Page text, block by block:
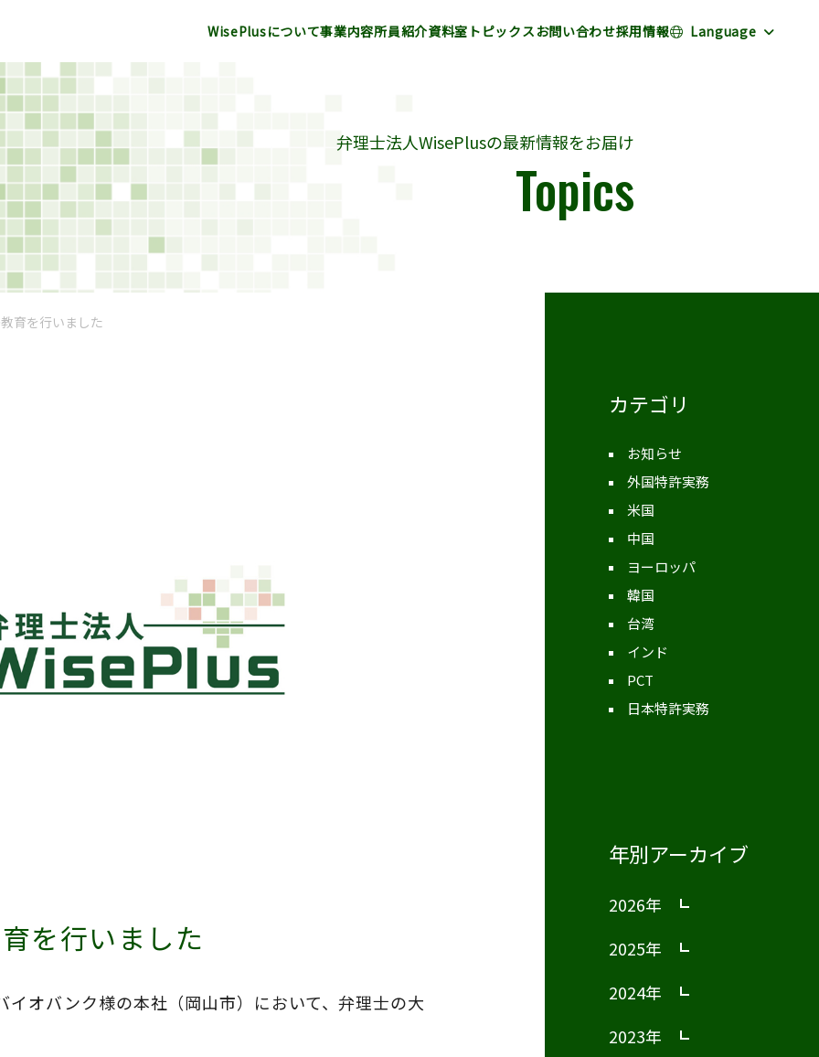
WisePlusについて事業内容所員紹介資料室 トピックス お問い合わせ採用情報 Language
弁理士法人WisePlusの最新情報をお届け
Topics
育を行いました
を行いました
イオバンク様の本社（岡山市）において、弁理士の大
カテゴリ
お知らせ
外国特許実務
米国
中国
ヨーロッパ
韓国
台湾
インド
PCT
日本特許実務
年別アーカイブ
2026年
2025年
2024年
2023年